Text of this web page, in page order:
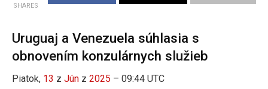
SHARES
Uruguaj a Venezuela súhlasia s
obnovením konzulárnych služieb
Piatok, 13 z Jún z 2025 – 09:44 UTC